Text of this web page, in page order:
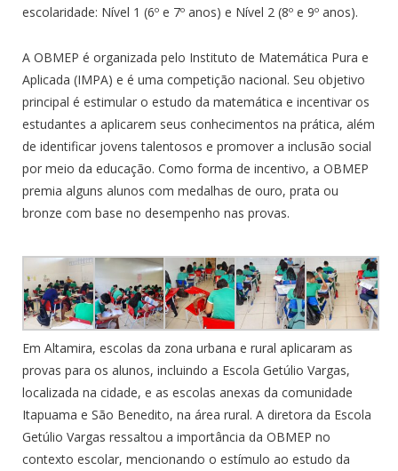
escolaridade: Nível 1 (6º e 7º anos) e Nível 2 (8º e 9º anos).
A OBMEP é organizada pelo Instituto de Matemática Pura e
Aplicada (IMPA) e é uma competição nacional. Seu objetivo
principal é estimular o estudo da matemática e incentivar os
estudantes a aplicarem seus conhecimentos na prática, além
de identificar jovens talentosos e promover a inclusão social
por meio da educação. Como forma de incentivo, a OBMEP
premia alguns alunos com medalhas de ouro, prata ou
bronze com base no desempenho nas provas.
Em Altamira, escolas da zona urbana e rural aplicaram as
provas para os alunos, incluindo a Escola Getúlio Vargas,
localizada na cidade, e as escolas anexas da comunidade
Itapuama e São Benedito, na área rural. A diretora da Escola
Getúlio Vargas ressaltou a importância da OBMEP no
contexto escolar, mencionando o estímulo ao estudo da